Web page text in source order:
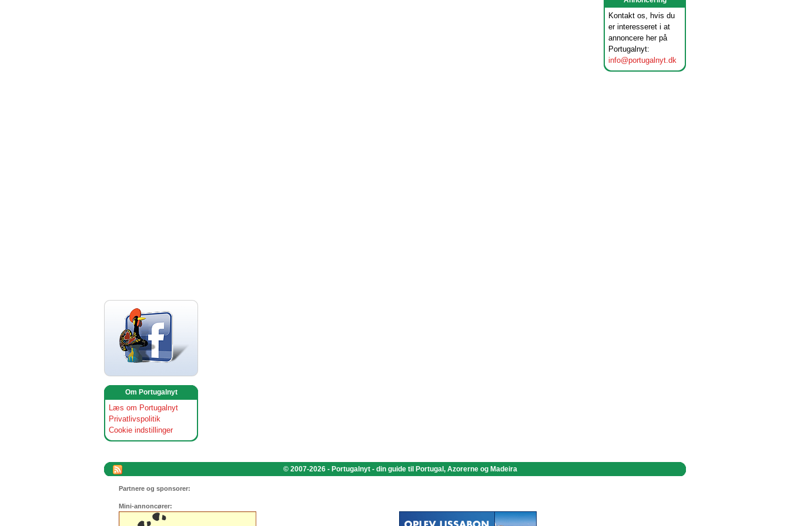
Kontakt os, hvis du
er interesseret i at
annoncere her på
Portugalnyt:
info@portugalnyt.dk
Om Portugalnyt
Læs om Portugalnyt
Privatlivspolitik
Cookie indstillinger
© 2007-2026 - Portugalnyt - din guide til Portugal, Azorerne og Madeira
Partnere og sponsorer:
Mini-annoncører: